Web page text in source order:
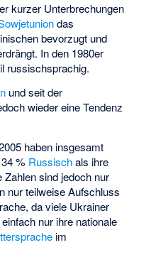
kurzer Unterbrechungen
das
bevorzugt und
In den 1980er
russischsprachig.
und seit der
wieder eine Tendenz
haben insgesamt
% Russischals ihre
Zahlen sind jedoch nur
nur teilweise Aufschluss
da viele Ukrainer
nur ihre nationale
im